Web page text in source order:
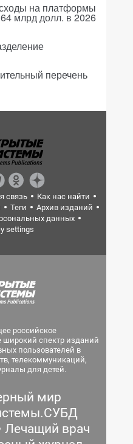
на платформы
млрд долл. в 2026
перечень
связь
Как нас найти
Теги
Архив изданий
данных
settings
российское
широкий спектр изданий
пользователей в
телекоммуникаций,
для детей.
мир
Лечащий врач